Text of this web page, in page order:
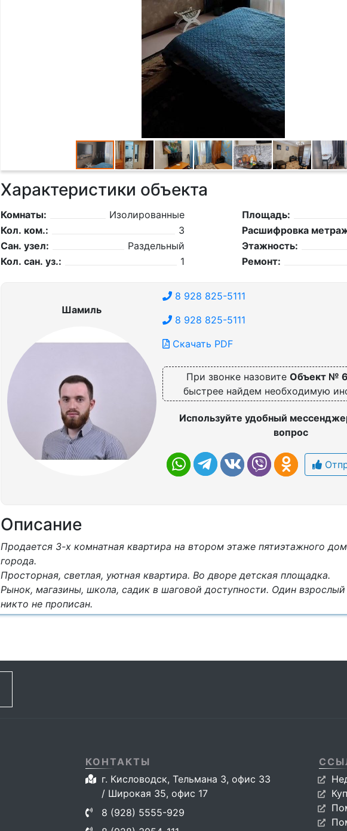
Характеристики объекта
Комнаты:
Изолированные
Кол. ком.:
3
Сан. узел:
Раздельный
Кол. сан. уз.:
1
Площадь:
Расшифровка
Этажность:
Ремонт:
Шамиль
8 928 825-5111
8 928 825-5111
Скачать PDF
При звонке назовитеОбъект №
быстрее найдем необходимую
Используйте удобный
вопрос
Описание
Продается 3-х комнатная квартира на втором этаже пятиэтажного
города.
Просторная, светлая, уютная квартира. Во дворе детская площадка.
Рынок, магазины, школа, садик в шаговой доступности. Один взрослый
никто не прописан.
КОНТАКТЫ
г. Кисловодск, Тельмана 3, офис 33
/ Широкая 35, офис 17
8 (928) 5555-929